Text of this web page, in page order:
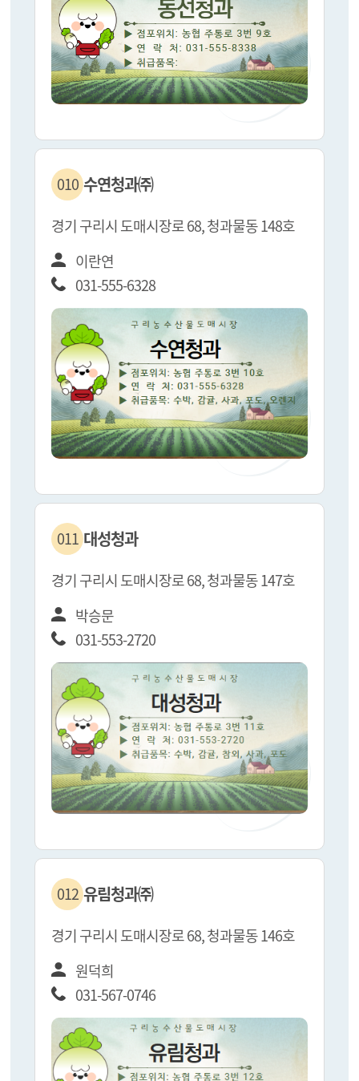
010 수연청과㈜
경기 구리시 도매시장로 68, 청과물동 148호
이란연
031-555-6328
011 대성청과
경기 구리시 도매시장로 68, 청과물동 147호
박승문
031-553-2720
012 유림청과㈜
경기 구리시 도매시장로 68, 청과물동 146호
원덕희
031-567-0746